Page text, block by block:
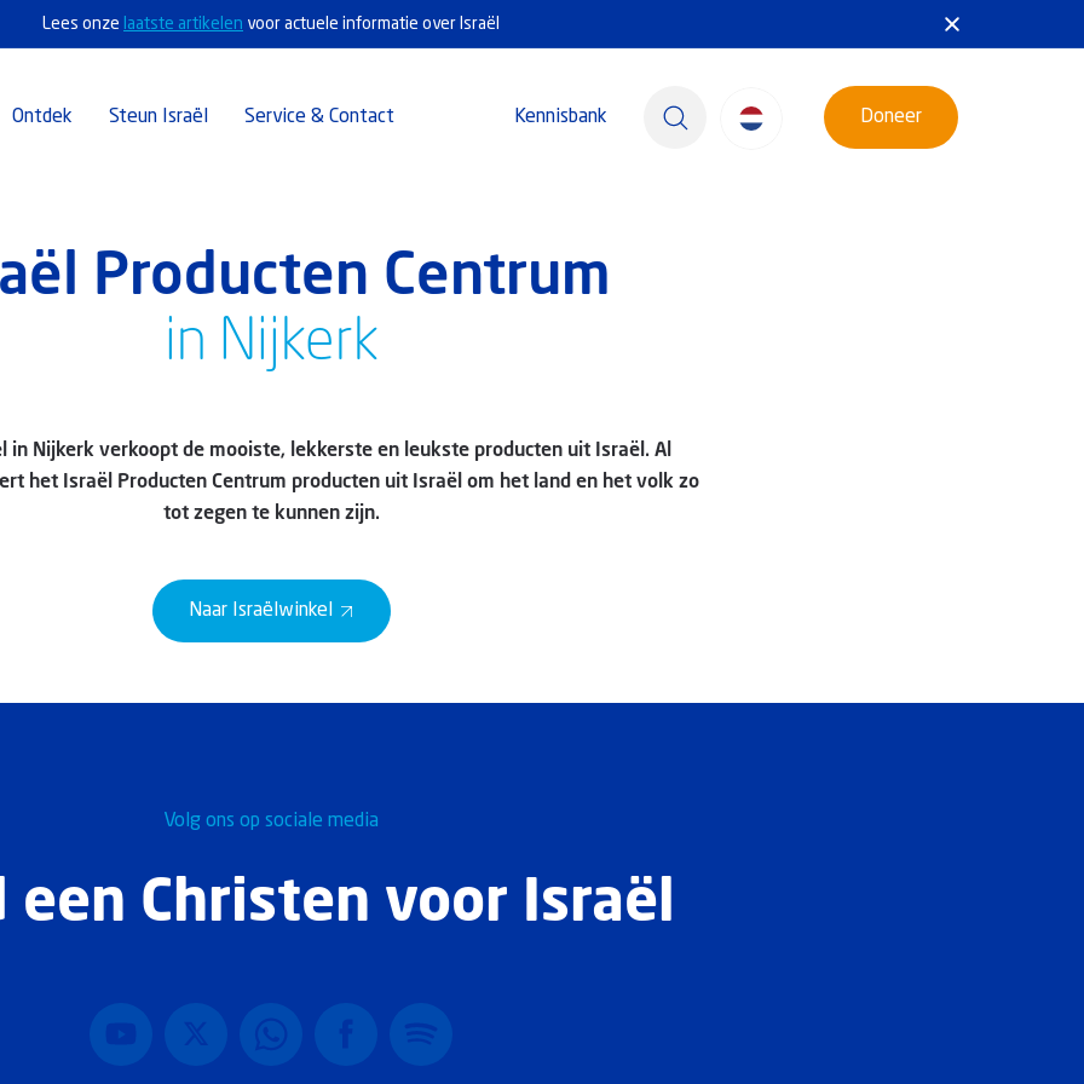
Lees onze laatste artikelen voor actuele informatie over Israël
Ontdek Steun Israël Service & Contact Kennisbank Doneer
Producten Centrum
in Nijkerk
in Nijkerk verkoopt de mooiste, lekkerste en leukste producten uit Israël. Al
het Israël Producten Centrum producten uit Israël om het land en het volk zo
tot zegen te kunnen zijn.
Naar Israëlwinkel
Volg ons op sociale media
een Christen voor Israël